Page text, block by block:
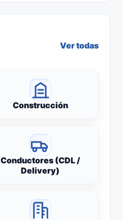
Ver todas
Construcción
Conductores (CDL /
Delivery)